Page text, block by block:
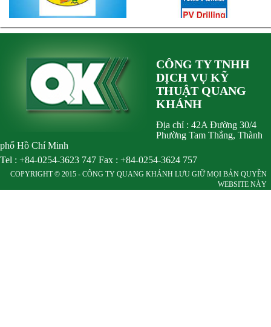
CÔNG TY TNHH
DỊCH VỤ KỸ
THUẬT QUANG
KHÁNH
Địa chỉ : 42A Đường 30/4
Phường Tam Thắng, Thành
phố Hồ Chí Minh
Tel : +84-0254-3623 747 Fax : +84-0254-3624 757
COPYRIGHT © 2015 - CÔNG TY QUANG KHÁNH LƯU GIỮ MỌI BẢN QUYỀN
WEBSITE NÀY